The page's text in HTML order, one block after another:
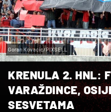
Goran Kovacic/PIXSELL
KRENULA 2. HNL:
VARAŽDINCE,
SESVETAMA